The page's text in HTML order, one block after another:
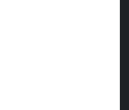
voor het
en kunnen niet